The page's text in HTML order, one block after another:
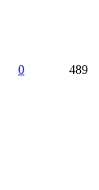
0 489